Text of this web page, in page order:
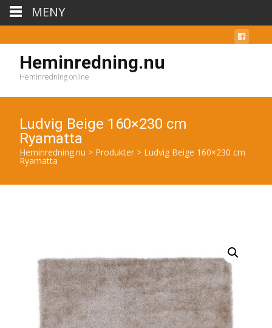
Heminredning.nu
Heminredning online
Ludvig Beige 160×230 cm
Ryamatta
Heminredning.nu > Produkter > Ludvig Beige 160×230 cm
Ryamatta
MENY